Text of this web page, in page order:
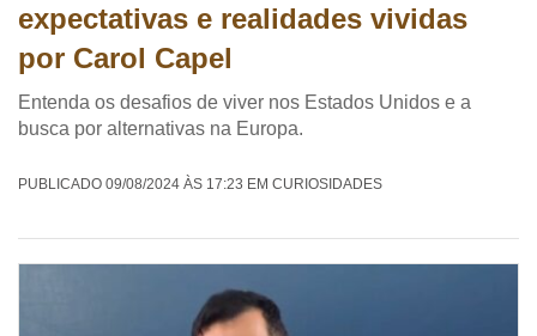
expectativas e realidades vividas
por Carol Capel
Entenda os desafios de viver nos Estados Unidos e a
busca por alternativas na Europa.
PUBLICADO 09/08/2024 ÀS 17:23 EM CURIOSIDADES